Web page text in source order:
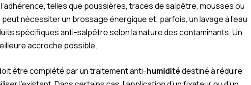
telles que poussières, traces de salpêtre, mousses ou
nécessiter un brossage énergique et, parfois, un lavage à l’eau
spécifiques anti-salpêtre selon la nature des contaminants. Un
accroche possible.
être complété par un traitement anti-humiditédestiné à réduire